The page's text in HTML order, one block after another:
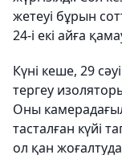
жетеуі бұрын
24-і екі айға
Күні кеше, 29
тергеу
Оны
тасталған күйі
ол қан